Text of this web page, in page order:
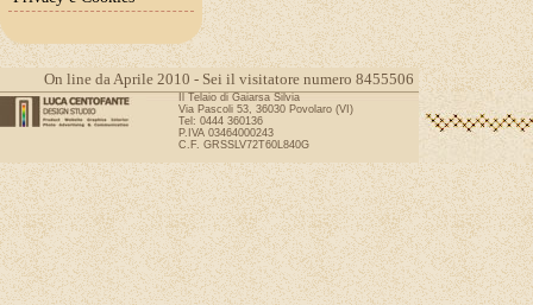
On line da Aprile 2010 - Sei il visitatore numero 8455506
Il Telaio di Gaiarsa Silvia
Via Pascoli 53, 36030 Povolaro (VI)
Tel: 0444 360136
P.IVA 03464000243
C.F. GRSSLV72T60L840G